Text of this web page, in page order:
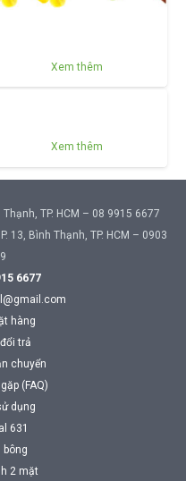
Xem thêm
Xem thêm
TP. HCM – 08 9915 6677
13, Bình Thạnh, TP. HCM – 0903
6677
hàng
trả
chuyển
(FAQ)
dụng
631
bông
2 mặt